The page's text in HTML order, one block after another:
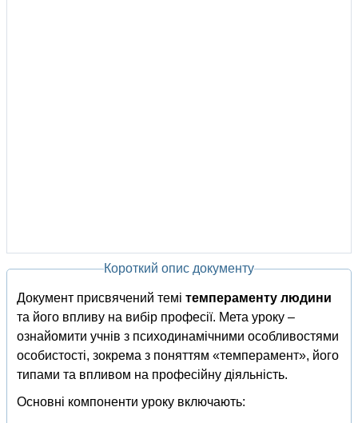
Короткий опис документу
Документ присвячений темі темпераменту людини
та його впливу на вибір професії. Мета уроку –
ознайомити учнів з психодинамічними особливостями
особистості, зокрема з поняттям «темперамент», його
типами та впливом на професійну діяльність.
Основні компоненти уроку включають: